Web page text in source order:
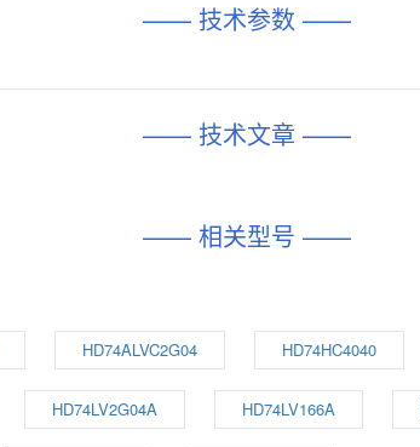
—— 技术参数 ——
—— 技术文章 ——
—— 相关型号 ——
HD74ALVC2G04 HD74HC4040
HD74LV2G04A HD74LV166A